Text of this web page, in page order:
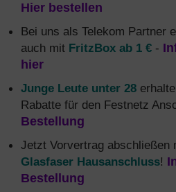
Hier bestellen
Bei uns als Telekom Partner
auch mit FritzBox ab 1 € -
hier
Junge Leute unter 28
Rabatte für den Festnetz
Bestellung
Jetzt Vorvertrag abschließen
Glasfaser Hausanschluss!
Bestellung